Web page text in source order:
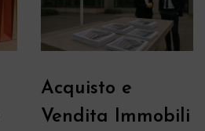
Acquisto e
Vendita Immobili